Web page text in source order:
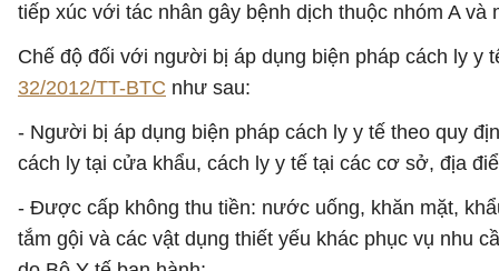
tiếp xúc với tác nhân gây bệnh dịch thuộc nhóm A
Chế độ đối với người bị áp dụng biện pháp cách ly
32/2012/TT-BTC như sau:
- Người bị áp dụng biện pháp cách ly y tế theo quy
cách ly tại cửa khẩu, cách ly y tế tại các cơ sở, địa
- Được cấp không thu tiền: nước uống, khăn mặt,
tắm gội và các vật dụng thiết yếu khác phục vụ nhu